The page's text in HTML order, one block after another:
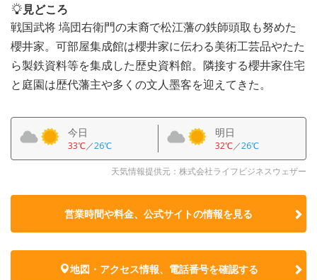
見どころ
戦国武将 塙団右衛門の末裔で松江藩の鉄師頭取も努めた
櫻井家。可部屋集成館は櫻井家に伝わる美術工芸品やたた
ら製鉄資料等を集成した歴史資料館。隣接する櫻井家住宅
と庭園は歴代藩主や多くの文人墨客を迎えてきた。
今日
33℃／26℃
明日
32℃／26℃
天気情報提供元：株式会社ライフビジネスウェザー
営業時間や料金、公式サイトの情報を見る
地図・アクセス情報、電話番号を確認する